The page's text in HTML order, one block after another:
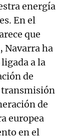
energía
En el
que
Navarra ha
a la
de
transmisión
de
europea
en el